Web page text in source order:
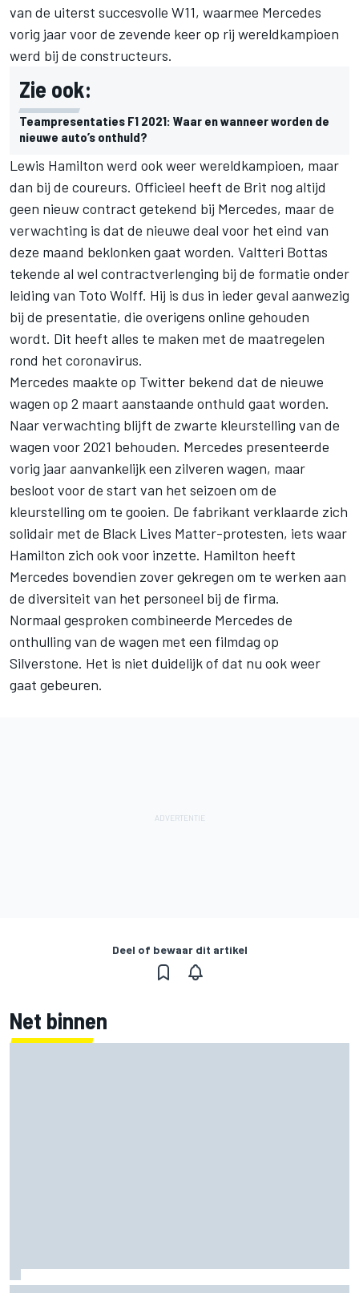
van de uiterst succesvolle W11, waarmee Mercedes
vorig jaar voor de zevende keer op rij wereldkampioen
werd bij de constructeurs.
Zie ook:
Teampresentaties F1 2021: Waar en wanneer worden de
nieuwe auto’s onthuld?
Lewis Hamilton werd ook weer wereldkampioen, maar
dan bij de coureurs. Officieel heeft de Brit nog altijd
geen nieuw contract getekend bij Mercedes, maar de
verwachting is dat de nieuwe deal voor het eind van
deze maand beklonken gaat worden. Valtteri Bottas
tekende al wel contractverlenging bij de formatie onder
leiding van Toto Wolff. Hij is dus in ieder geval aanwezig
bij de presentatie, die overigens online gehouden
wordt. Dit heeft alles te maken met de maatregelen
rond het coronavirus.
Mercedes maakte op Twitter bekend dat de nieuwe
wagen op 2 maart aanstaande onthuld gaat worden.
Naar verwachting blijft de zwarte kleurstelling van de
wagen voor 2021 behouden. Mercedes presenteerde
vorig jaar aanvankelijk een zilveren wagen, maar
besloot voor de start van het seizoen om de
kleurstelling om te gooien. De fabrikant verklaarde zich
solidair met de Black Lives Matter-protesten, iets waar
Hamilton zich ook voor inzette. Hamilton heeft
Mercedes bovendien zover gekregen om te werken aan
de diversiteit van het personeel bij de firma.
Normaal gesproken combineerde Mercedes de
onthulling van de wagen met een filmdag op
Silverstone. Het is niet duidelijk of dat nu ook weer
gaat gebeuren.
Deel of bewaar dit artikel
Net binnen